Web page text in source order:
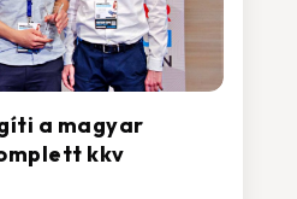
a magyar
kkv